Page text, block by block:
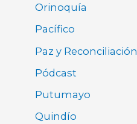
Orinoquía
Pacífico
Paz y Reconciliación
Pódcast
Putumayo
Quindío